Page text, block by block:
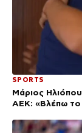
SPORTS
Μάριος
ΑΕΚ: «Βλέπω το